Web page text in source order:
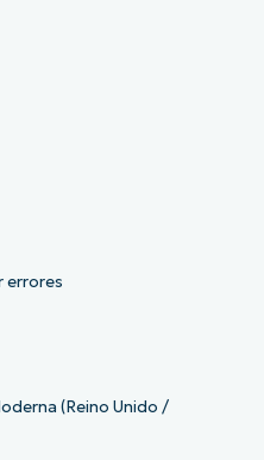
errores
(Reino Unido /